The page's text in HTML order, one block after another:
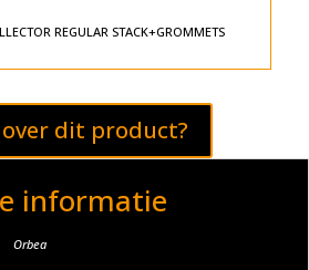
e
n
t
i
REGULAR STACK+GROMMETS
dit product?
informatie
Orbea